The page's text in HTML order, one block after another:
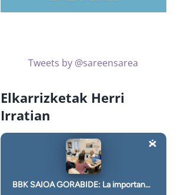
Tweets by @sareensarea
Elkarrizketak Herri
Irratian